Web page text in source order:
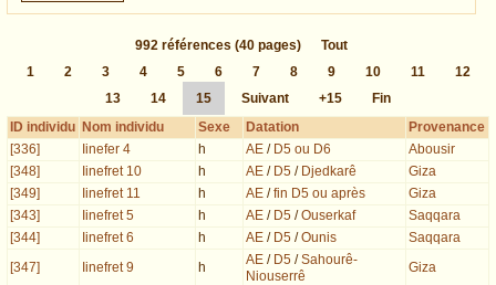
992 références (40 pages)
Tout
1
2 3 4 5 6 7 8 9 10 11
12
13
14 15 Suivant +15
Fin
ID individu Nom individu Sexe Datation
Provenance
[336]
Iinefer 4 h AE / D5 ou D6
Abousir
[348]
Iinefret 10 h AE / D5 / Djedkarê
Giza
[349]
Iinefret 11 h AE /fin D5 ou après
Giza
[343]
Iinefret 5 h AE / D5 /Ouserkaf
Saqqara
[344]
Iinefret 6 h AE / D5 /Ounis
Saqqara
[347]
Iinefret 9 h AE / D5 /Sahourê-
Niouserrê
Giza